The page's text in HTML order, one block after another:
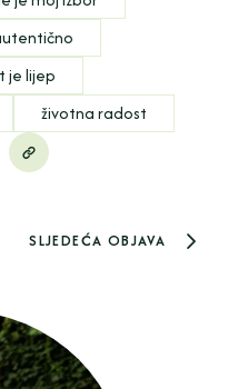
je lijep
životna radost
SLJEDEĆA OBJAVA